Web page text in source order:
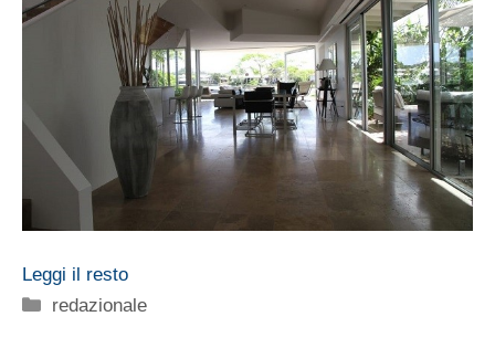
Leggi il resto
Categorie
redazionale